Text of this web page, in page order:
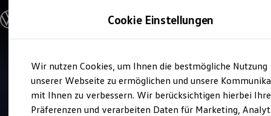
Hauptinhalt
springen
Footer
springen
Modelle und Konfigurator
Modelle vergleichen
Elektroautos
ENERGY Sondermodelle
Nutzfahrzeuge
SUV und CUV
Familienautos
Service
Autohaus Hagenow
4.9| 137 Bewertungen
Cookie Einstellungen
Wir nutzen Cookies, um Ihnen die bestmögliche Nutzung
unserer Webseite zu ermöglichen und unsere
mit Ihnen zu verbessern. Wir berücksichtigen hierbei Ihre
Präferenzen und verarbeiten Daten für Marketing,